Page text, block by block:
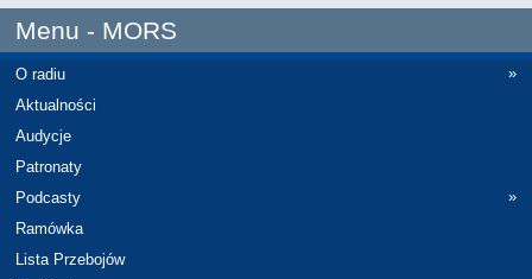
Menu - MORS
O radiu
»
Aktualności
Audycje
Patronaty
Podcasty
»
Ramówka
Lista Przebojów